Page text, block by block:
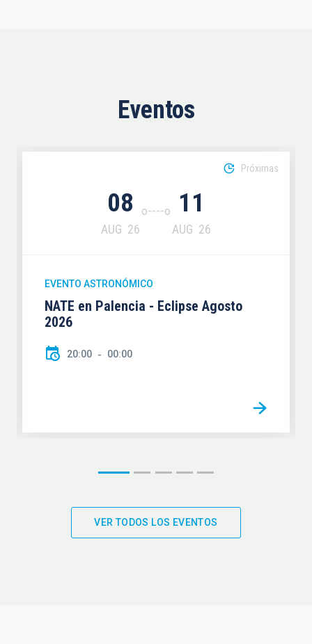
Eventos
08
AUG 26
11
AUG 26
Próximas
EVENTO ASTRONÓMICO
NATE en Palencia - Eclipse Agosto
2026
20:00 00:00
VER TODOS LOS EVENTOS